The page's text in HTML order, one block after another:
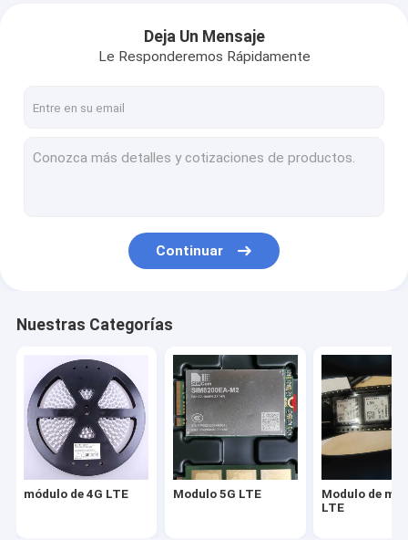
módulo de 4G LTE
Modulo 5G LTE
Modulo de enrutador inalámbrico
Deja Un Mensaje
Le Responderemos Rápidamente
Continuar
Nuestras Categorías
módulo de 4G LTE Modulo 5G LTE
Modulo de
LTE